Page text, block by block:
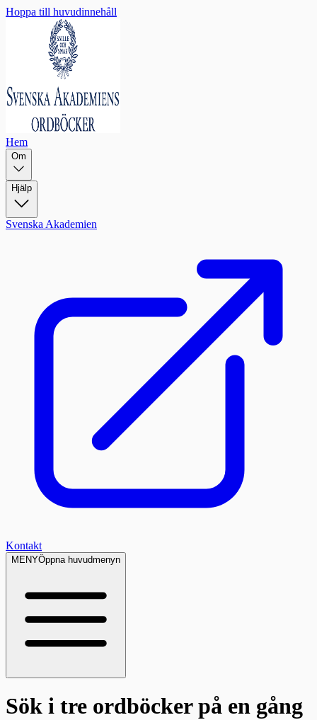
Hoppa till huvudinnehåll
Hem
Om
Hjälp
Svenska Akademien
Kontakt
MENYÖppna huvudmenyn
Sök i tre ordböckerpå en gång